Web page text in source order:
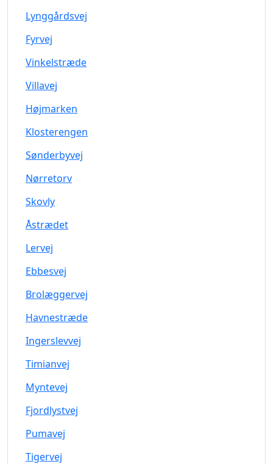
Lynggårdsvej
Fyrvej
Vinkelstræde
Villavej
Højmarken
Klosterengen
Sønderbyvej
Nørretorv
Skovly
Åstrædet
Lervej
Ebbesvej
Brolæggervej
Havnestræde
Ingerslevvej
Timianvej
Myntevej
Fjordlystvej
Pumavej
Tigervej